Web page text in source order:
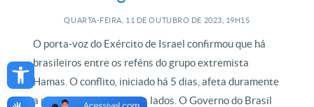
Open toolbar
QUARTA-FEIRA, 11 DE OUTUBRO DE 2023, 19H15
O porta-voz do Exército de Israel confirmou que há
brasileiros entre os reféns do grupo extremista
Hamas. O conflito, iniciado há 5 dias, afeta duramente
a população civil dos dois lados.O Governo do Brasil